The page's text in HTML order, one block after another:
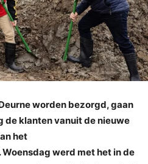
worden bezorgd, gaan
de klanten vanuit de nieuwe
het
werd met het in de